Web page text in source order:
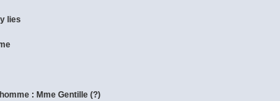
lies
: Mme Gentille (?)